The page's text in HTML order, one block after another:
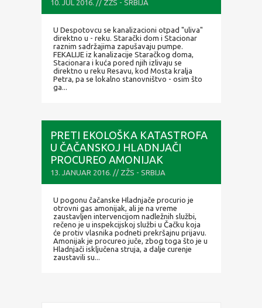
10. JUL 2016. // ZŽS - SRBIJA
U Despotovcu se kanalizacioni otpad "uliva"
direktno u - reku. Starački dom i Stacionar
raznim sadržajima zapušavaju pumpe.
FEKALIJE iz kanalizacije Staračkog doma,
Stacionara i kuća pored njih izlivaju se
direktno u reku Resavu, kod Mosta kralja
Petra, pa se lokalno stanovništvo - osim što
ga...
PRETI EKOLOŠKA KATASTROFA
U ČAČANSKOJ HLADNJAČI
PROCUREO AMONIJAK
13. JANUAR 2016. // ZŽS - SRBIJA
U pogonu čačanske Hladnjače procurio je
otrovni gas amonijak, ali je na vreme
zaustavljen intervencijom nadležnih službi,
rečeno je u inspekcijskoj službi u Čačku koja
će protiv vlasnika podneti prekršajnu prijavu.
Amonijak je procureo juče, zbog toga što je u
Hladnjači isključena struja, a dalje curenje
zaustavili su...